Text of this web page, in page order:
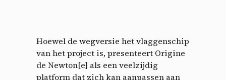
Hoewel de wegversie het vlaggenschip
van het project is, presenteert Origine
de Newton[e] als een veelzijdig
platform dat zich kan aanpassen aan